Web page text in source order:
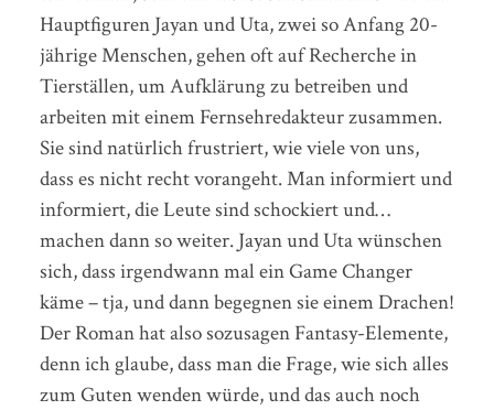
Hauptfiguren Jayan und Uta, zwei so Anfang 20-
jährige Menschen, gehen oft auf Recherche in
Tierställen, um Aufklärung zu betreiben und
arbeiten mit einem Fernsehredakteur zusammen.
Sie sind natürlich frustriert, wie viele von uns,
dass es nicht recht vorangeht. Man informiert und
informiert, die Leute sind schockiert und…
machen dann so weiter. Jayan und Uta wünschen
sich, dass irgendwann mal ein Game Changer
käme – tja, und dann begegnen sie einem Drachen!
Der Roman hat also sozusagen Fantasy-Elemente,
denn ich glaube, dass man die Frage, wie sich alles
zum Guten wenden würde, und das auch noch